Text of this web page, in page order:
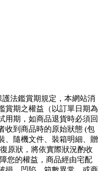
法鑑賞期規定，本網站消
賞期之權益（以訂單日期為
用期，如商品退貨時必須回
收到商品時的原始狀態 (包
、隨機文件、裝箱明細、贈
原狀，將依實際狀況酌收
您的權益，商品經由宅配